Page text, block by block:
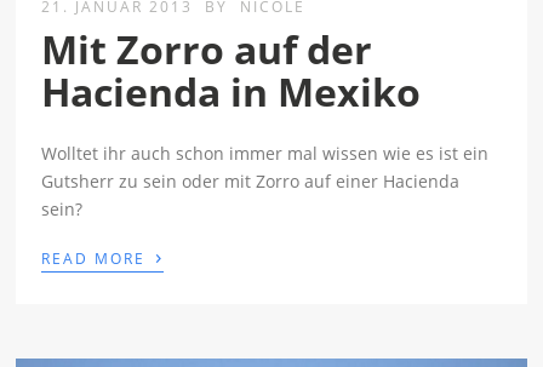
21. JANUAR 2013 BY NICOLE
Mit Zorro auf der
Hacienda in Mexiko
Wolltet ihr auch schon immer mal wissen wie es ist ein
Gutsherr zu sein oder mit Zorro auf einer Hacienda
sein?
READ MORE ›